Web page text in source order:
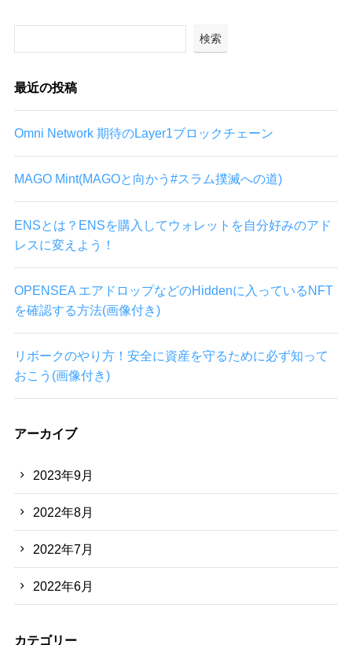
検索
最近の投稿
Omni Network 期待のLayer1ブロックチェーン
MAGO Mint(MAGOと向かう#スラム撲滅への道)
ENSとは？ENSを購入してウォレットを自分好みのアド
レスに変えよう！
OPENSEA エアドロップなどのHiddenに入っているNFT
を確認する方法(画像付き)
リボークのやり方！安全に資産を守るために必ず知って
おこう(画像付き)
アーカイブ
2023年9月
2022年8月
2022年7月
2022年6月
カテゴリー